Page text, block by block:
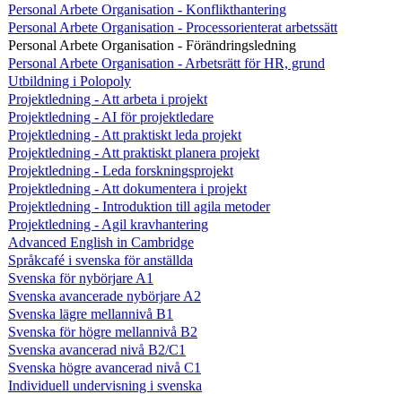
Personal Arbete Organisation - Konflikthantering
Personal Arbete Organisation - Processorienterat arbetssätt
Personal Arbete Organisation - Förändringsledning
Personal Arbete Organisation - Arbetsrätt för HR, grund
Utbildning i Polopoly
Projektledning - Att arbeta i projekt
Projektledning - AI för projektledare
Projektledning - Att praktiskt leda projekt
Projektledning - Att praktiskt planera projekt
Projektledning - Leda forskningsprojekt
Projektledning - Att dokumentera i projekt
Projektledning - Introduktion till agila metoder
Projektledning - Agil kravhantering
Advanced English in Cambridge
Språkcafé i svenska för anställda
Svenska för nybörjare A1
Svenska avancerade nybörjare A2
Svenska lägre mellannivå B1
Svenska för högre mellannivå B2
Svenska avancerad nivå B2/C1
Svenska högre avancerad nivå C1
Individuell undervisning i svenska